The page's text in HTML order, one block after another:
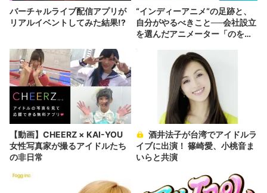
バーチャルライブ配信アプリが
リアルイベントしてみた結果!?
“インディーアニメ“の足跡と、
自分がやるべきこと──会社設立
を選んだアニメーター「のを
【動画】CHEERZ × KAI-YOU
女性写真家が撮るアイドルたち
の非日常
イブに出演！ 篠崎愛、小桃音ま
いらと共演